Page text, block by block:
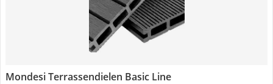
Mondesi Terrassendielen Basic Line